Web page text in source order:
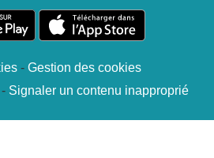
Gestion des cookies
Signaler un contenu inapproprié